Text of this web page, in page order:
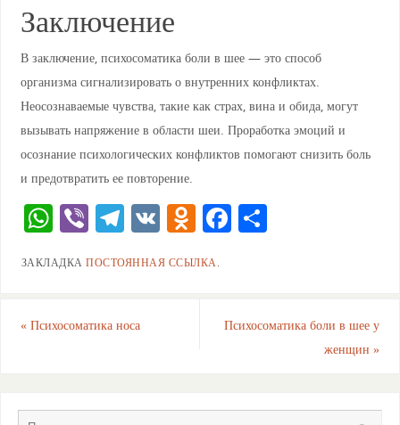
Заключение
В заключение, психосоматика боли в шее — это способ
организма сигнализировать о внутренних конфликтах.
Неосознаваемые чувства, такие как страх, вина и обида, могут
вызывать напряжение в области шеи. Проработка эмоций и
осознание психологических конфликтов помогают снизить боль
и предотвратить ее повторение.
W
at
A
Vi
er
T
e
a
V O
n
ni
F
b
k
О
ть
ЗАКЛАДКАПОСТОЯННАЯ ССЫЛКА.
«Психосоматика носа
Психосоматика боли в шее у
женщин»